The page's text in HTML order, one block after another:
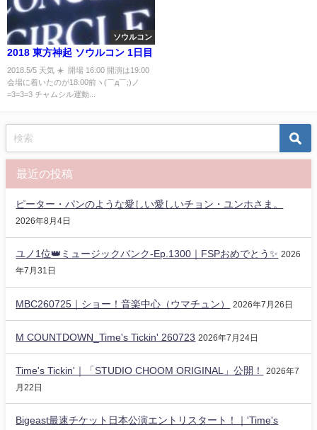
ソウルコン
2018 東方神起 ソウルコン 1日目
2018.5/5 天気 ☀️ 開場 16:00 開演は19:00
会場に着いたのが18:00前ヽ(￣д￣;)ノ
=3=3=3 チャムシル運動...
最近の投稿
ピーター・パンのような愛しい愛しいチョン・ユンホさま。
2026年8月4日
ユノ1位👑ミュージックバンク-Ep.1300｜FSPおめでとう✨️ 2026
年7月31日
MBC260725｜ショー！音楽中心（ウマチュン） 2026年7月26日
M COUNTDOWN_Time's Tickin' 260723 2026年7月24日
Time's Tickin'｜「STUDIO CHOOM ORIGINAL」公開！
2026年7
月22日
Bigeast最速チケット日本公演エントリスタート！｜'Time's